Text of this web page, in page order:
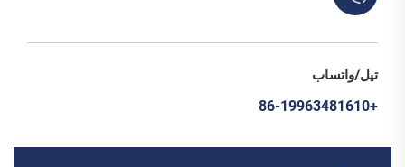
تيل/واتساب
+86-19963481610